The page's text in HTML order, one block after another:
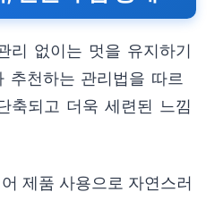
리 없이는 멋을 유지하기
추천하는 관리법을 따르
축되고 더욱 세련된 느낌
제품 사용으로 자연스러